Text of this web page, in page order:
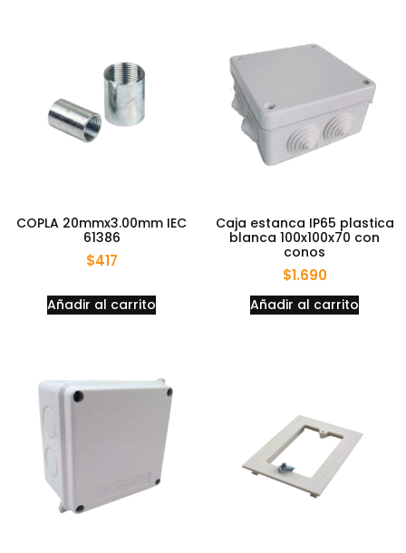
COPLA 20mmx3.00mm IEC
61386
$417
Añadir al carrito
Caja estanca IP65 plastica
blanca 100x100x70 con
conos
$1.690
Añadir al carrito